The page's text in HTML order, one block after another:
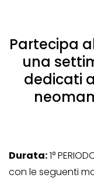
Partecipa
una
dedicati
Durata:1°
con le seguenti